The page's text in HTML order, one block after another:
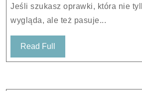
Jeśli szukasz oprawki, która nie
wygląda, ale też pasuje...
Read Full
Full